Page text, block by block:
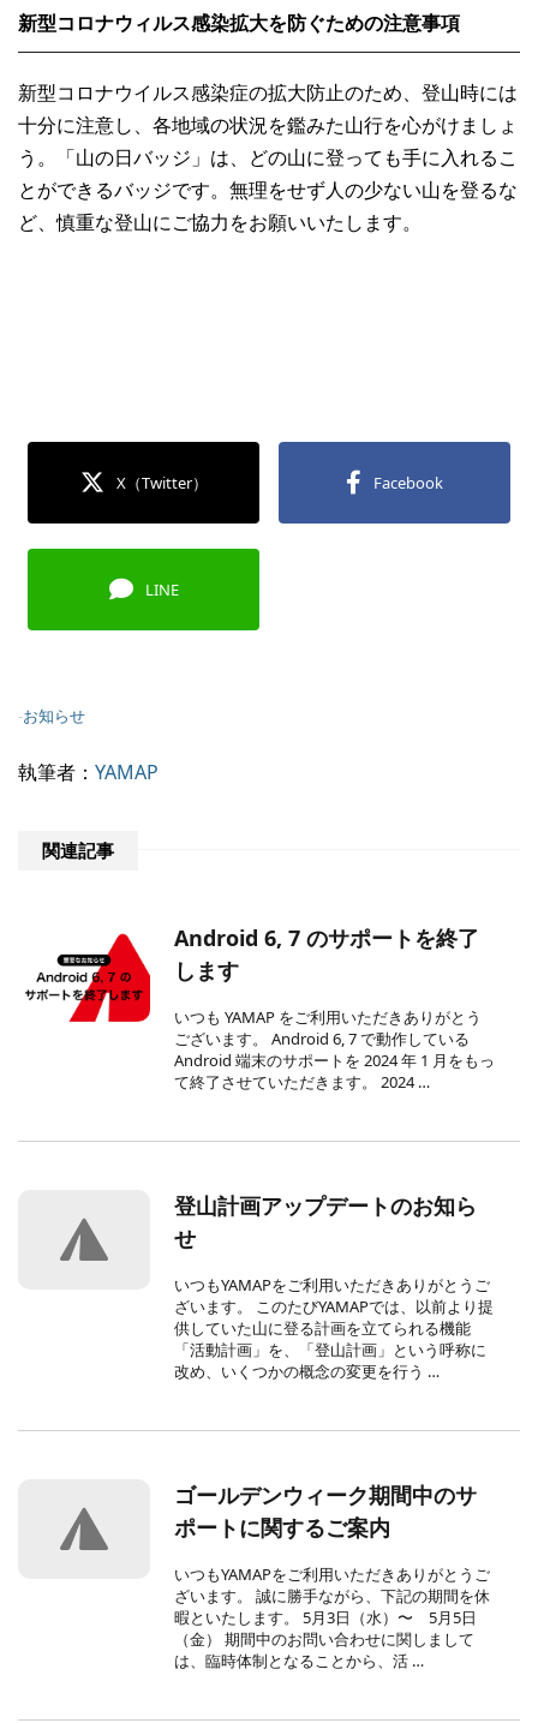
新型コロナウィルス感染拡大を防ぐための注意事項
新型コロナウイルス感染症の拡大防止のため、登山時には
十分に注意し、各地域の状況を鑑みた山行を心がけましょ
う。「山の日バッジ」は、どの山に登っても手に入れるこ
とができるバッジです。無理をせず人の少ない山を登るな
ど、慎重な登山にご協力をお願いいたします。
X（Twitter） Facebook
LINE
-お知らせ
執筆者： YAMAP
関連記事
Android 6, 7 のサポートを終了
します
いつも YAMAP をご利用いただきありがとう
ございます。 Android 6, 7 で動作している
Android 端末のサポートを 2024 年 1 月をもっ
て終了させていただきます。 2024 …
登山計画アップデートのお知ら
せ
いつもYAMAPをご利用いただきありがとうご
ざいます。 このたびYAMAPでは、以前より提
供していた山に登る計画を立てられる機能
「活動計画」を、「登山計画」という呼称に
改め、いくつかの概念の変更を行う …
ゴールデンウィーク期間中のサ
ポートに関するご案内
いつもYAMAPをご利用いただきありがとうご
ざいます。 誠に勝手ながら、下記の期間を休
暇といたします。 5月3日（水）〜 5月5日
（金） 期間中のお問い合わせに関しまして
は、臨時体制となることから、活 …